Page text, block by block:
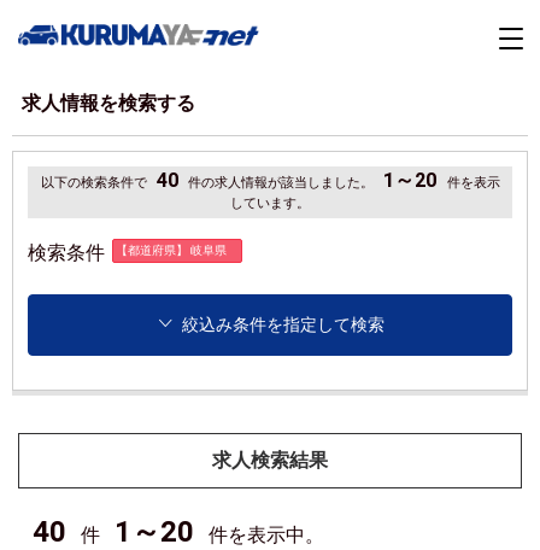
求人情報を検索する
以下の検索条件で 40 件の求人情報が該当しました。 1～20
件を表示
しています。
検索条件 【都道府県】 岐阜県
絞込み条件を指定して検索
求人検索結果
40 件 1～20 件を表示中。